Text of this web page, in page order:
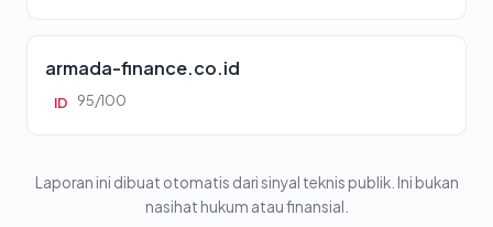
armada-finance.co.id
ID 95/100
Laporan ini dibuat otomatis dari sinyal teknis publik. Ini bukan
nasihat hukum atau finansial.